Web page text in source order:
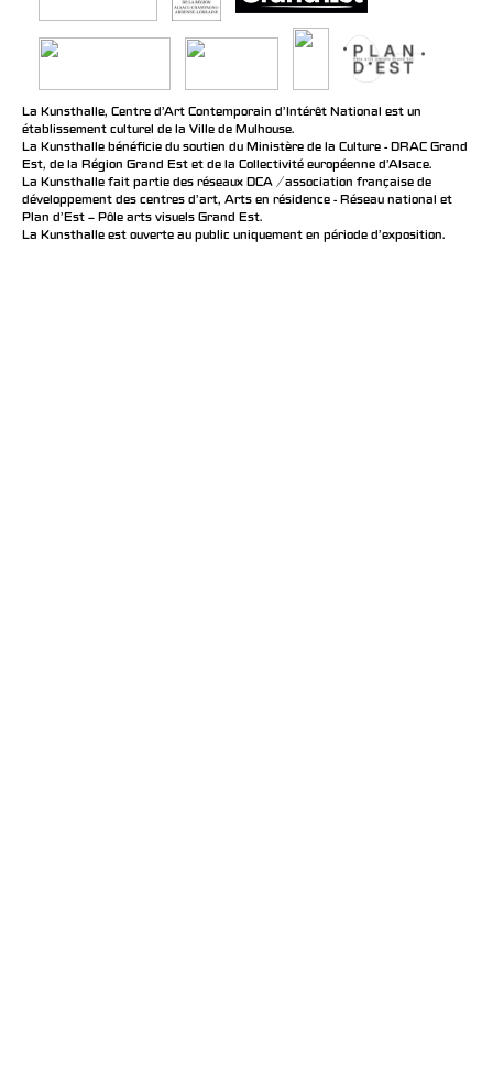
La Kunsthalle, Centre d’Art Contemporain d’Intérêt National est un
établissement culturel de la Ville de Mulhouse.
La Kunsthalle bénéficie du soutien du Ministère de la Culture - DRAC Grand
Est, de la Région Grand Est et de la Collectivité européenne d’Alsace.
La Kunsthalle fait partie des réseaux DCA / association française de
développement des centres d'art, Arts en résidence - Réseau national et
Plan d’Est – Pôle arts visuels Grand Est.
La Kunsthalle est ouverte au public uniquement en période d'exposition.